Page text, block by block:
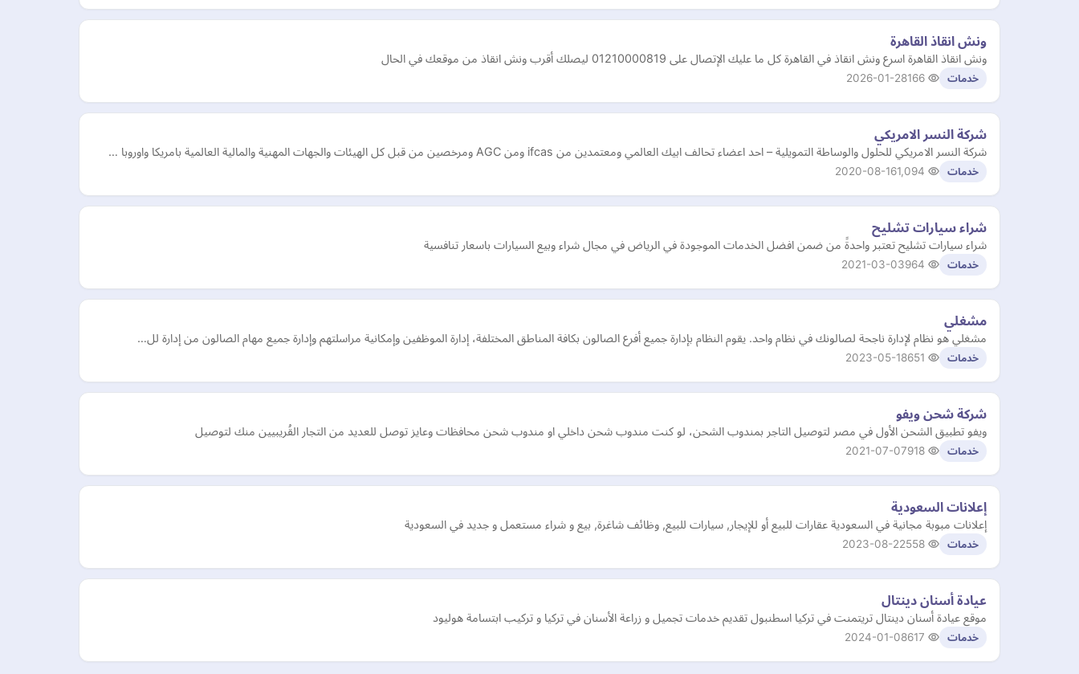
ونش انقاذ القاهرة
ونش انقاذ القاهرة اسرع ونش انقاذ في القاهرة كل ما عليك الإتصال على 01210000819 ليصلك أقرب ونش انقاذ من موقعك في الحال
خدمات 2026-01-28
شركة النسر الامريكي
شركة النسر الامريكي للحلول والوساطة التمويلية – احد اعضاء تحالف ابيك العالمي ومعتمدين من ifcas ومن AGC ومرخصين من قبل كل الهيئات والجهات المهنية والمالية العالمية بامريكا واوروبا …
خدمات 2020-08-16
شراء سيارات تشليح
شراء سيارات تشليح تعتبر واحدةً من ضمن افضل الخدمات الموجودة في الرياض في مجال شراء وبيع السيارات باسعار تنافسية
خدمات 2021-03-03
مشغلي
مشغلي هو نظام لإدارة ناجحة لصالونك في نظام واحد. يقوم النظام بإدارة جميع أفرع الصالون بكافة المناطق المختلفة، إدارة الموظفين وإمكانية مراسلتهم وإدارة جميع مهام الصالون من إدارة لل…
خدمات 2023-05-18
شركة شحن ويفو
ويفو تطبيق الشحن الأول في مصر لتوصيل التاجر بمندوب الشحن، لو كنت مندوب شحن داخلي او مندوب شحن محافظات وعايز توصل للعديد من التجار القُريبيين منك لتوصيل
خدمات 2021-07-07
إعلانات السعودية
إعلانات مبوبة مجانية في السعودية عقارات للبيع أو للإيجار, سيارات للبيع, وظائف شاغرة, بيع و شراء مستعمل و جديد في السعودية
خدمات 2023-08-22
عيادة أسنان دينتال
موقع عيادة أسنان دينتال تريتمنت في تركيا اسطنبول تقديم خدمات تجميل و زراعة الأسنان في تركيا و تركيب ابتسامة هوليود
خدمات 2024-01-08